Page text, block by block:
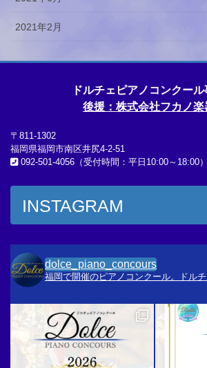
2021年2月
ドルチェピアノコンクー
後援：株式会社フカノ楽
〒811-1302
福岡県福岡市南区井尻4-2-51
092-501-4056（受付時間：平日10:00～18:00）
INSTAGRAM
dolce_piano_concours
福岡で開催のピアノコンクール。ドル